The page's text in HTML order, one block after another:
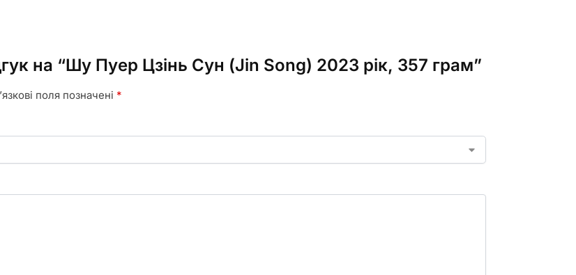
на “Шу Пуер Цзінь Сун (Jin Song) 2023 рік, 357 грам”
поля позначені *